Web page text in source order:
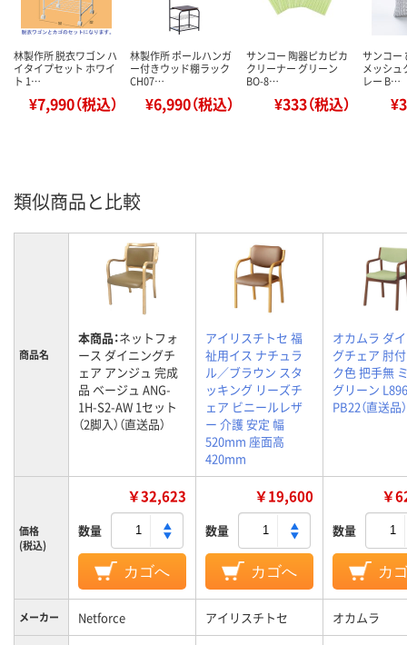
林製作所 脱衣ワゴン ハ
イタイプセット ホワイ
ト 1…
¥7,990（税込）
林製作所 ポールハンガ
ー付きウッド棚ラック
CH07…
¥6,990（税込）
サンコー 陶器ピカピカ
クリーナー グリーン
BO-8…
¥333（税込）
サンコー
メッシュ
レー B…
類似商品と比較
商品名
本商品：ネットフォ
ース ダイニングチ
ェア アンジュ 完成
品 ベージュ ANG-
1H-S2-AW 1セット
（2脚入）（直送品）
アイリスチトセ 福
祉用イス ナチュラ
ル／ブラウン スタ
ッキング リーズチ
ェア ビニールレザ
ー 介護 安定 幅
520mm 座面高
420mm
オカムラ ダ
グチェア 肘
ク色 把手無
グリーン
PB22（直送品）
価格
(税込)
￥32,623
数量
カゴへ
￥19,600
数量
カゴへ
￥
数量
カ
メーカー Netforce アイリスチトセ オカムラ